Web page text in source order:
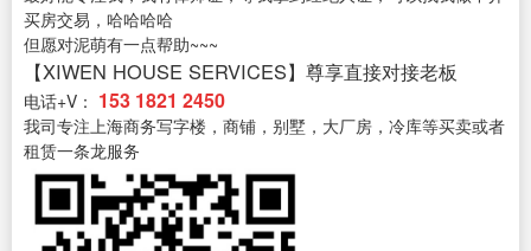
买房交易，哈哈哈哈
但愿对泥萌有一点帮助~~~
【XIWEN HOUSE SERVICES】尊享直接对接老板
电话+V： 153 1821 2450
我司专注上海商务写字楼，商铺，别墅，大厂房，冷库等买卖或者
租赁一条龙服务